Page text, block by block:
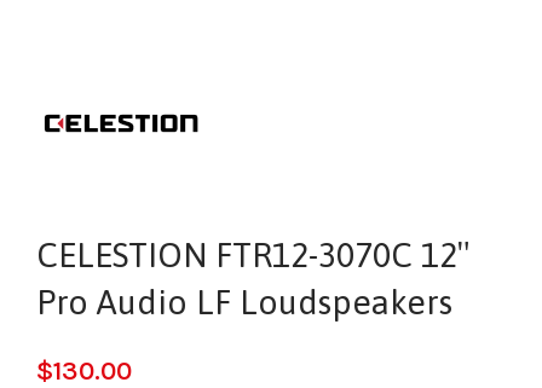
CELESTION FTR12-3070C 12″
Pro Audio LF Loudspeakers
$130.00